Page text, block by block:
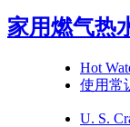
家用燃气热
Hot
使用常
U. S.